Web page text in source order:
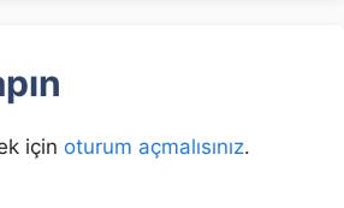
için oturum açmalısınız.